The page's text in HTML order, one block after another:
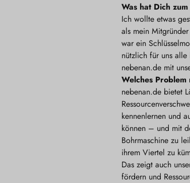
Was hat Dich
Ich wollte etwas
als mein
war ein
nützlich für uns
nebenan.de mit
Welches Problem
nebenan.de bietet
kennenlernen und
können – und mit
Bohrmaschine zu
ihrem Viertel zu
Das zeigt auch
fördern und